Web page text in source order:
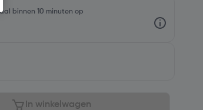
binnen 10 minuten op
In winkelwagen